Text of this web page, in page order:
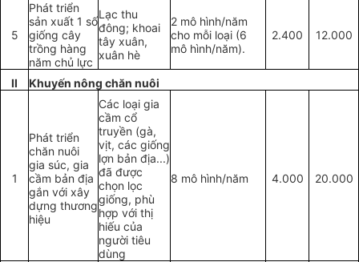
5
Phát triển
sản xuất 1 số
giống cây
trồng hàng
năm chủ lực
Lạc thu
đông; khoai
tây xuân,
xuân hè
2 mô hình/năm
cho mỗi loại (6
mô hình/năm).
2.400 12.000
II Khuyến nông chăn nuôi
1
Phát triển
chăn nuôi
gia súc, gia
cầm bản địa
gắn với xây
dựng thương
hiệu
Các loại gia
cầm cổ
truyền (gà,
vịt, các giống
lợn bản địa...)
đã được
chọn lọc
giống, phù
hợp với thị
hiếu của
người tiêu
dùng
8 mô hình/năm 4.000 20.000